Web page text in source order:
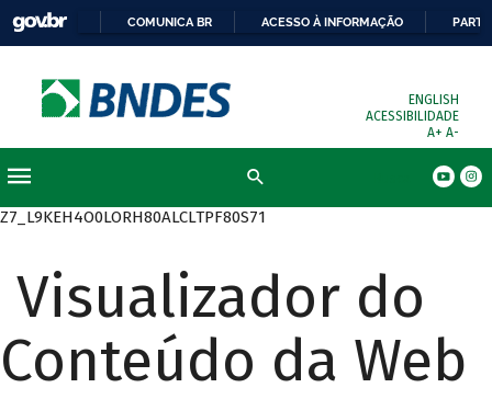
COMUNICA BR ACESSO À INFORMAÇÃO
ENGLISH
ACESSIBILIDADE
A+ A-
Z7_L9KEH4O0LORH80ALCLTPF80S71
Visualizador do
Conteúdo da Web